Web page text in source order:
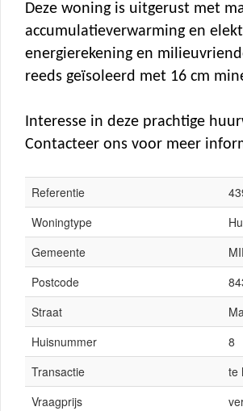
Deze woning is uitgerust met
accumulatieverwarming en
energierekening en
reeds geïsoleerd met 16 cm
Interesse in deze prachtige
Contacteer ons voor meer
Referentie
Woningtype
Gemeente
Postcode
Straat
Huisnummer
8
Transactie
te
Vraagprijs